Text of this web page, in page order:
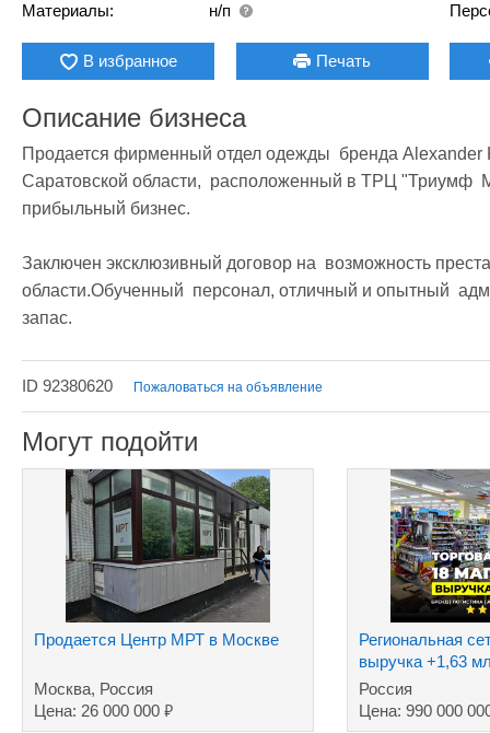
Материалы:
н/п
В избранное Печать
Описание бизнеса
Продается фирменный отдел одежды  бренда
Саратовской области,  расположенный в ТРЦ "Триумф
прибыльный бизнес.
Заключен эксклюзивный договор на  возможность
области.Обученный  персонал, отличный и опытный
запас.
ID 92380620 Пожаловаться на объявление
Могут подойти
Продается Центр МРТ в Москве
Москва, Россия
Цена: 26 000 000 ₽
Региональная
выручка +1,63
Россия
Цена: 990 000